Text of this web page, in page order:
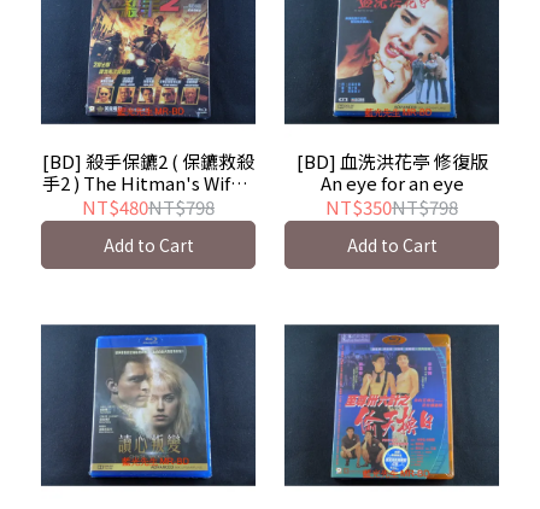
[BD] 殺手保鑣2 ( 保鑣救殺
手2 ) The Hitman's Wife's
Bodyguard
NT$480NT$798
Add to Cart
[BD] 血洗洪花亭 修復版
An eye for an eye
NT$350NT$798
Add to Cart